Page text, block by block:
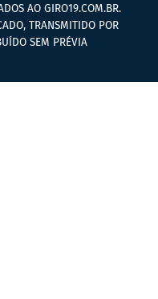
AO GIRO19.COM.BR.
TRANSMITIDO POR
SEM PRÉVIA